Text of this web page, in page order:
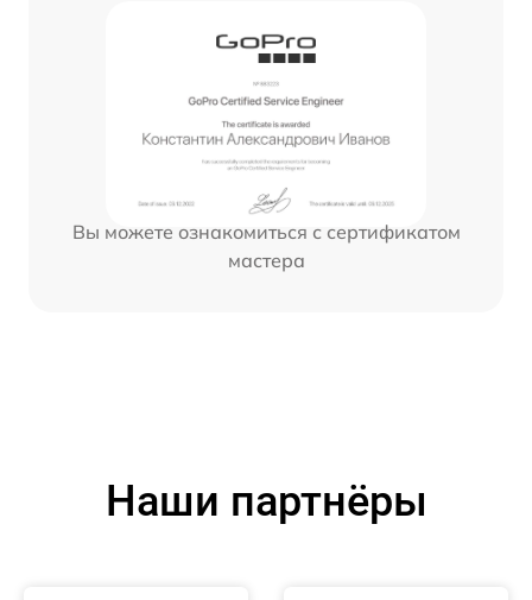
Вы можете ознакомиться с сертификатом
мастера
Наши партнёры